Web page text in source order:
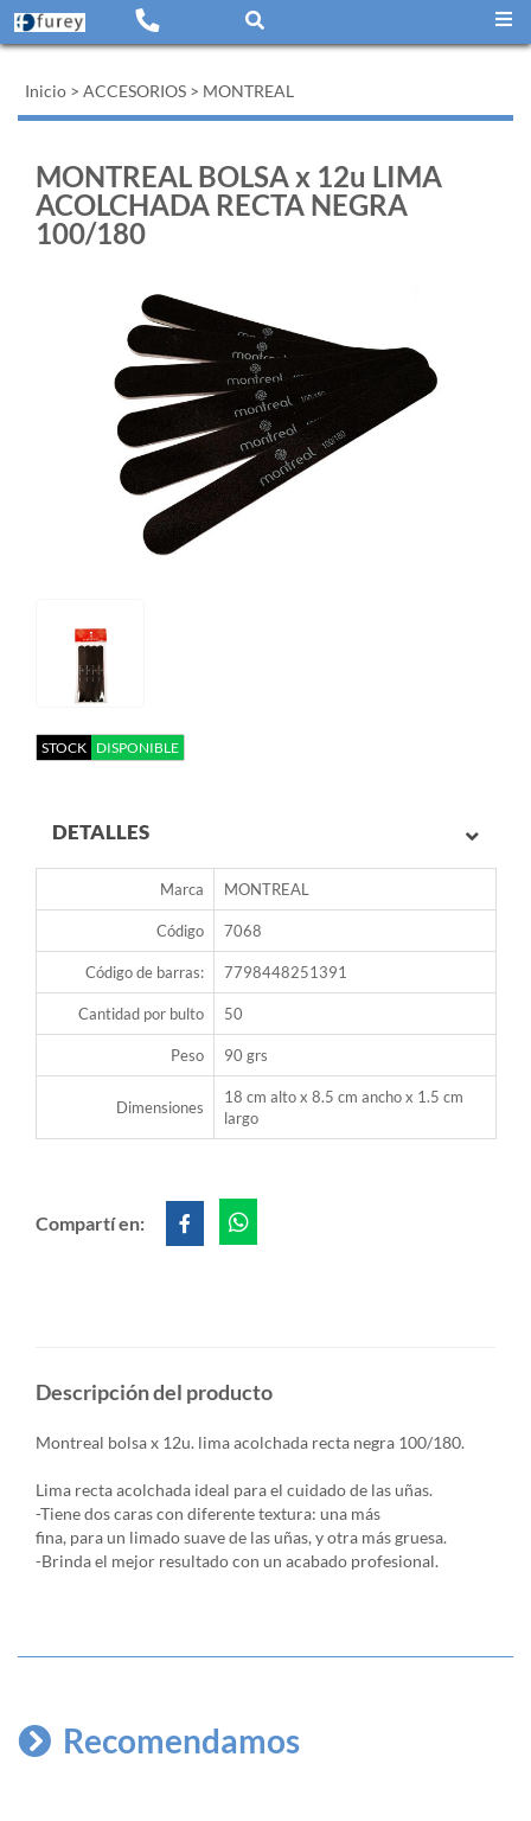
Inicio > ACCESORIOS > MONTREAL
MONTREAL BOLSA x 12u LIMA
ACOLCHADA RECTA NEGRA
100/180
STOCK DISPONIBLE
DETALLES
Marca MONTREAL
Código 7068
Código de barras: 7798448251391
Cantidad por bulto 50
Peso 90 grs
Dimensiones
18 cm alto x 8.5 cm ancho x 1.5 cm
largo
Compartí en:
Descripción del producto
Montreal bolsa x 12u. lima acolchada recta negra 100/180.
Lima recta acolchada ideal para el cuidado de las uñas.
-Tiene dos caras con diferente textura: una más
fina, para un limado suave de las uñas, y otra más gruesa.
-Brinda el mejor resultado con un acabado profesional.
Recomendamos